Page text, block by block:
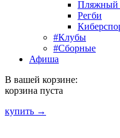
Пляжный
Регби
#Клубы
#Сборные
Афиша
В вашей корзине:
корзина пуста
купить →